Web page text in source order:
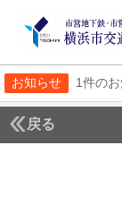
お知らせ 1件の
戻る